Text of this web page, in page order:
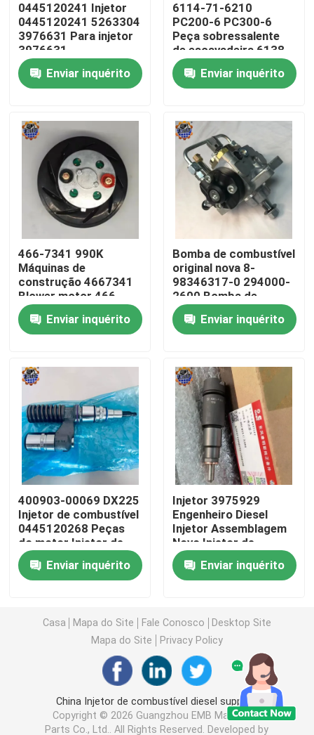
Casa
Produtos
Excursão da fábrica
Controle da qualidade
Notícia
Peça umas citações
Máquina escavadora Final Drive Motor
Máquina escavadora Swing Motor
Máquina escavadora Travel Gearbox
Máquina escavadora Swing Reducer
Bomba hidráulica Assy
Máquina escavadora Electrical Parts
Turbocompressor da máquina escavadora
Bomba de engrenagem hidráulica
0445120241 Injetor
0445120241 5263304
3976631 Para injetor
3976631
Enviar inquérito
6114-71-6210
PC200-6 PC300-6
Peça sobressalente
de escavadeira 6138-
71-6110 cabeça do
filtro de combustível
Enviar inquérito
466-7341 990K
Máquinas de
construção 4667341
Blower motor 466-
7341
Enviar inquérito
Bomba de combustível
original nova 8-
98346317-0 294000-
2600 Bomba de
injecção de
combustível 4HK1
Enviar inquérito
400903-00069 DX225
Injetor de combustível
0445120268 Peças
do motor Injetor de
combustível
ferroviário comum
Enviar inquérito
Injetor 3975929
Engenheiro Diesel
Injetor Assemblagem
Novo Injetor de
Combustível 4062568
3973059Enviar inquérito
Casa Mapa do Site Fale Conosco
Desktop Site
Mapa do Site
Privacy Policy
China Injetor de combustível diesel supplier.
Copyright © 2026 Guangzhou EMB Machinery
Parts Co., Ltd.. All Rights Reserved. Developed by